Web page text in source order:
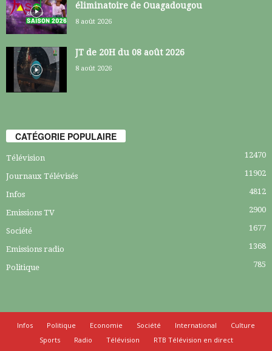
éliminatoire de Ouagadougou
8 août 2026
JT de 20H du 08 août 2026
8 août 2026
CATÉGORIE POPULAIRE
Télévision 12470
Journaux Télévisés 11902
Infos 4812
Emissions TV 2900
Société 1677
Emissions radio 1368
Politique 785
Infos Politique Economie Société International
Culture
Sports
Radio Télévision
RTB Télévision en direct